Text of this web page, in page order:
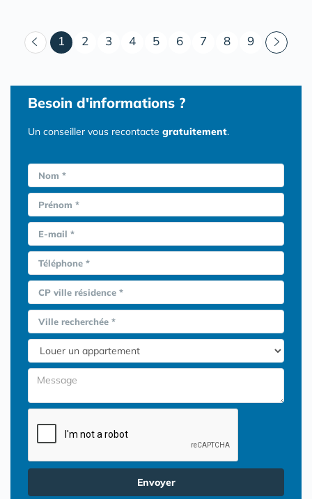
1 (courant)
2 3 4 5 6 7 8 9
Besoin d'informations ?
Un conseiller vous recontacte gratuitement.
Nom *
Prénom *
E-mail *
Téléphone *
CP ville résidence *
Ville recherchée *
Envoyer